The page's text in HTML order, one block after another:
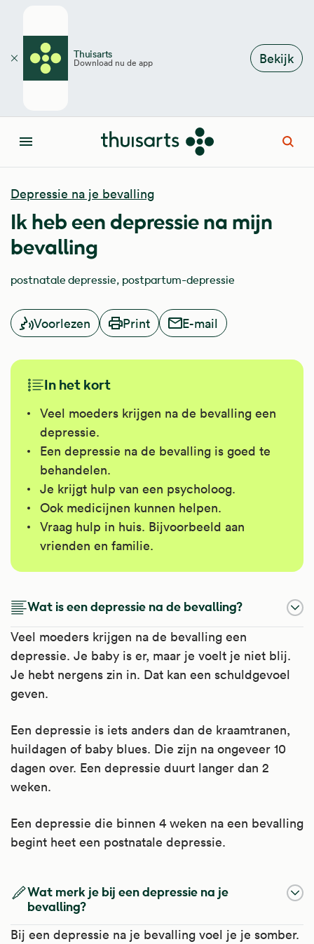
Thuisarts
Download nu de app Bekijk
Sluiten
Menu
Depressie na je bevalling
Ik heb een depressie na mijn
bevalling
postnatale depressie postpartum-depressie
Voorlezen Print E-mail
In het kort
Veel moeders krijgen na de bevalling een
depressie.
Een depressie na de bevalling is goed te
behandelen.
Je krijgt hulp van een psycholoog.
Ook medicijnen kunnen helpen.
Vraag hulp in huis. Bijvoorbeeld aan
vrienden en familie.
Wat is een depressie na de bevalling?
Veel moeders krijgen na de bevalling een
depressie. Je baby is er, maar je voelt je niet blij.
Je hebt nergens zin in. Dat kan een schuldgevoel
geven.
Een depressie is iets anders dan de kraamtranen,
huildagen of baby blues. Die zijn na ongeveer 10
dagen over. Een depressie duurt langer dan 2
weken.
Een depressie die binnen 4 weken na een bevalling
begint heet een postnatale depressie.
Wat merk je bij een depressie na je
bevalling?
Bij een depressie na je bevalling voel je je somber.